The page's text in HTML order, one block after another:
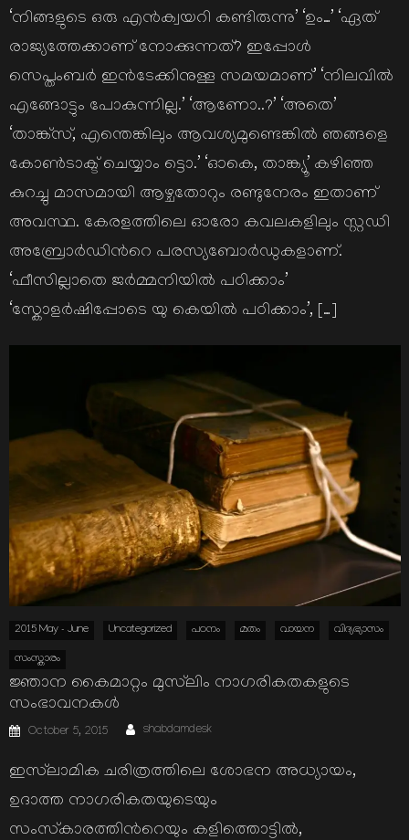
‘നിങ്ങളുടെ ഒരു എന്‍ക്വയറി കണ്ടിരുന്നു’ ‘ഉം…’ ‘ഏത്
രാജ്യത്തേക്കാണ് നോക്കുന്നത്? ഇപ്പോള്‍
സെപ്തംബര്‍ ഇന്‍ടേക്കിനുള്ള സമയമാണ്’ ‘നിലവില്‍
എങ്ങോട്ടും പോകുന്നില്ല.’ ‘ആണോ..?’ ‘അതെ’
‘താങ്ക്സ്, എന്തെങ്കിലും ആവശ്യമുണ്ടെങ്കില്‍ ഞങ്ങളെ
കോണ്‍ടാക്ട് ചെയ്യാം ട്ടൊ.’ ‘ഓകെ, താങ്ക്യൂ’ കഴിഞ്ഞ
കുറച്ചു മാസമായി ആഴ്ചതോറും രണ്ടുനേരം ഇതാണ്
അവസ്ഥ. കേരളത്തിലെ ഓരോ കവലകളിലും സ്റ്റഡി
അബ്രോര്‍ഡിന്‍റെ പരസ്യബോര്‍ഡുകളാണ്.
‘ഫീസില്ലാതെ ജര്‍മ്മനിയില്‍ പഠിക്കാം’
‘സ്കോളര്‍ഷിപ്പോടെ യു കെയില്‍ പഠിക്കാം’, […]
2015 May - June Uncategorized പഠനം മതം വായന വിദ്യഭ്യാസം
സംസ്കാരം
ജ്ഞാന കൈമാറ്റം മുസ്‌ലിം നാഗരികതകളുടെ
സംഭാവനകള്‍
Posted
on
October 5, 2015 Author
shabdamdesk
ഇസ്‌ലാമിക ചരിത്രത്തിലെ ശോഭന അധ്യായം,
ഉദാത്ത നാഗരികതയുടെയും
സംസ്‌കാരത്തിന്‍റെയും കളിത്തൊട്ടില്‍,